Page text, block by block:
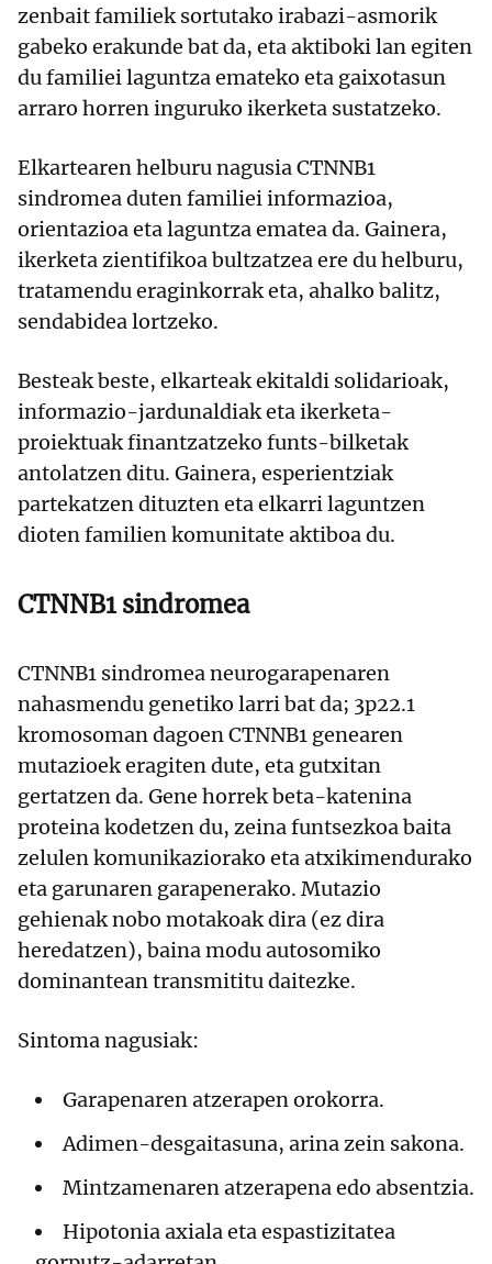
zenbait familiek sortutako irabazi-asmorik
gabeko erakunde bat da, eta aktiboki lan egiten
du familiei laguntza emateko eta gaixotasun
arraro horren inguruko ikerketa sustatzeko.
Elkartearen helburu nagusia CTNNB1
sindromea duten familiei informazioa,
orientazioa eta laguntza ematea da. Gainera,
ikerketa zientifikoa bultzatzea ere du helburu,
tratamendu eraginkorrak eta, ahalko balitz,
sendabidea lortzeko.
Besteak beste, elkarteak ekitaldi solidarioak,
informazio-jardunaldiak eta ikerketa-
proiektuak finantzatzeko funts-bilketak
antolatzen ditu. Gainera, esperientziak
partekatzen dituzten eta elkarri laguntzen
dioten familien komunitate aktiboa du.
CTNNB1 sindromea
CTNNB1 sindromea neurogarapenaren
nahasmendu genetiko larri bat da; 3p22.1
kromosoman dagoen CTNNB1 genearen
mutazioek eragiten dute, eta gutxitan
gertatzen da. Gene horrek beta-katenina
proteina kodetzen du, zeina funtsezkoa baita
zelulen komunikaziorako eta atxikimendurako
eta garunaren garapenerako. Mutazio
gehienak nobo motakoak dira (ez dira
heredatzen), baina modu autosomiko
dominantean transmititu daitezke.
Sintoma nagusiak:
Garapenaren atzerapen orokorra.
Adimen-desgaitasuna, arina zein sakona.
Mintzamenaren atzerapena edo absentzia.
Hipotonia axiala eta espastizitatea